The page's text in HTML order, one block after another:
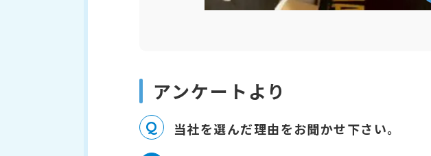
アンケートより
Q 当社を選んだ理由をお聞かせ下さい。